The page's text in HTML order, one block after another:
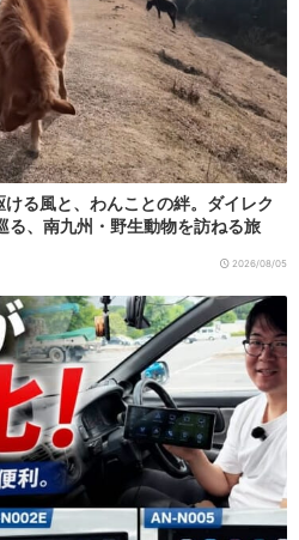
ける風と、わんことの絆。ダイレク
る、南九州・野生動物を訪ねる旅
2026/08/05